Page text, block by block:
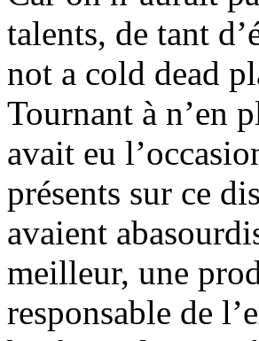
talents, de tant
not a cold dead
Tournant à n’en
avait eu
présents sur ce
avaient
meilleur, une
responsable de